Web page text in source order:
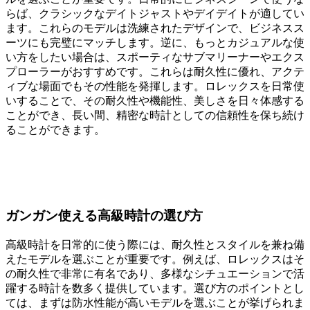
らば、クラシックなデイトジャストやデイデイトが適してい
ます。これらのモデルは洗練されたデザインで、ビジネスス
ーツにも完璧にマッチします。逆に、もっとカジュアルな使
い方をしたい場合は、スポーティなサブマリーナーやエクス
プローラーがおすすめです。これらは耐久性に優れ、アクテ
ィブな場面でもその性能を発揮します。ロレックスを日常使
いすることで、その耐久性や機能性、美しさを日々体感する
ことができ、長い間、精密な時計としての信頼性を保ち続け
ることができます。
ガンガン使える高級時計の選び方
高級時計を日常的に使う際には、耐久性とスタイルを兼ね備
えたモデルを選ぶことが重要です。例えば、ロレックスはそ
の耐久性で非常に有名であり、多様なシチュエーションで活
躍する時計を数多く提供しています。選び方のポイントとし
ては、まずは防水性能が高いモデルを選ぶことが挙げられま